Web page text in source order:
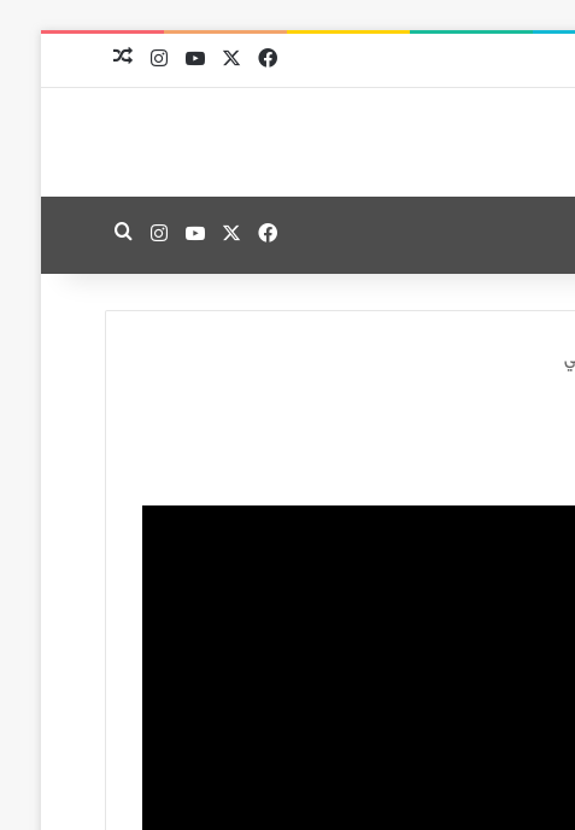
فيسبوك
‫X
‫YouTubeانستقراممقال عشوائي
فيسبوك
‫X
‫YouTubeانستقرامبحث عن